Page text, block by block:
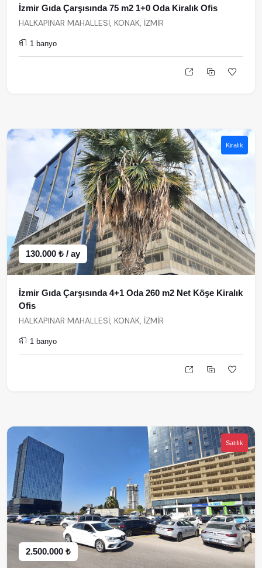
İzmir Gıda Çarşısında 75 m2 1+0 Oda Kiralık Ofis
HALKAPINAR MAHALLESİ, KONAK, İZMİR
1 banyo
Kiralık
130.000 ₺ / ay
İzmir Gıda Çarşısında 4+1 Oda 260 m2 Net Köşe Kiralık
Ofis
HALKAPINAR MAHALLESİ, KONAK, İZMİR
1 banyo
Satılık
2.500.000 ₺